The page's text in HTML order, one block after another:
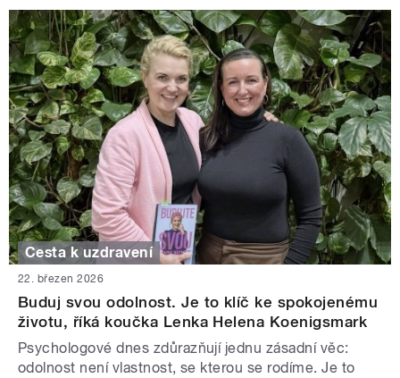
Cesta k uzdravení
22. březen 2026
Buduj svou odolnost. Je to klíč ke spokojenému
životu, říká koučka Lenka Helena Koenigsmark
Psychologové dnes zdůrazňují jednu zásadní věc:
odolnost není vlastnost, se kterou se rodíme. Je to